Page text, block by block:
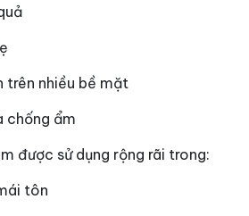
trên nhiều bề mặt
chống ẩm
được sử dụng rộng rãi trong:
tôn